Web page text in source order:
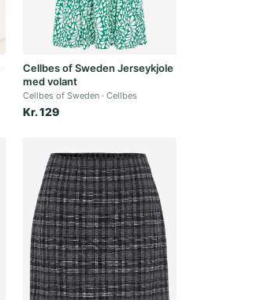
Cellbes of Sweden Jerseykjole
med volant
Cellbes of Sweden Cellbes
Kr. 129